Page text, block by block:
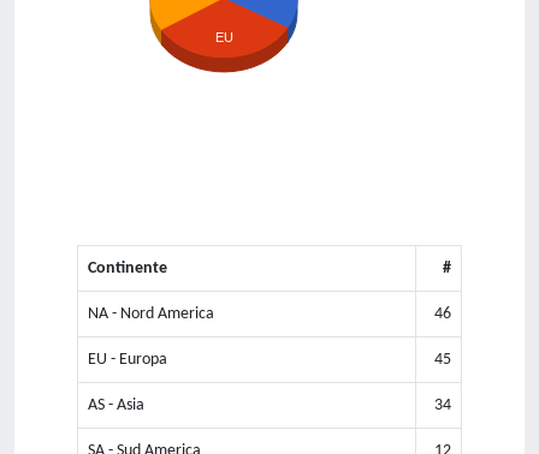
EU
Continente #
NA - Nord America 46
EU - Europa 45
AS - Asia 34